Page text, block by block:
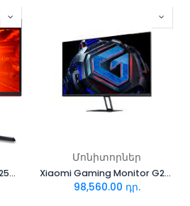
Մոնիտոր AOC 24.5 LCD 25G3ZM/BK
Մոնիտորներ
Xiaomi Gaming Monitor G27Qi
98,560.00 դր.